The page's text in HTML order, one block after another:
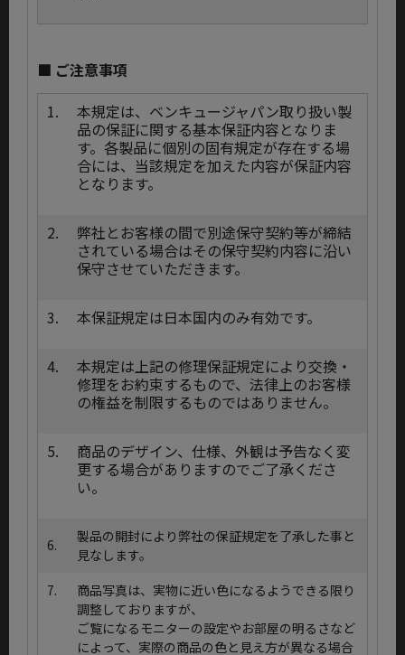
■ ご注意事項
1.
本規定は、ベンキュージャパン取り扱い製
品の保証に関する基本保証内容となりま
す。各製品に個別の固有規定が存在する場
合には、当該規定を加えた内容が保証内容
となります。
2.
弊社とお客様の間で別途保守契約等が締結
されている場合はその保守契約内容に沿い
保守させていただきます。
3. 本保証規定は日本国内のみ有効です。
4.
本規定は上記の修理保証規定により交換・
修理をお約束するもので、法律上のお客様
の権益を制限するものではありません。
5.
商品のデザイン、仕様、外観は予告なく変
更する場合がありますのでご了承くださ
い。
6.
製品の開封により弊社の保証規定を了承した事と
見なします。
7.
商品写真は、実物に近い色になるようできる限り
調整しておりますが、
ご覧になるモニターの設定やお部屋の明るさなど
によって、実際の商品の色と見え方が異なる場合